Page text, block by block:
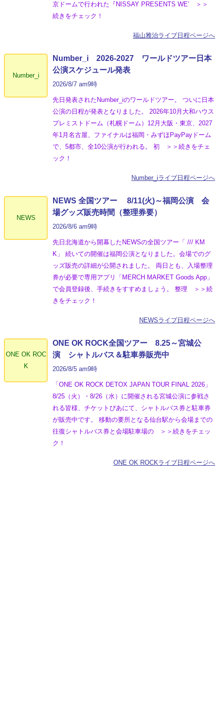
京ドームで行われた『NISSAY PRESENTS WE’ ＞＞
続きをチェック！
福山雅治ライブ日程ページへ
Number_i
Number_i 2026‐2027 ワールドツアー日本
公演スケジュール発表
2026/8/7 am9時
先日発表されたNumber_iのワールドツアー。 ついに日本
公演の日程が発表となりました。 2026年10月大和ハウス
プレミストドーム（札幌ドーム）12月大阪・東京、2027
年1月名古屋、ファイナルは福岡・みずほPayPayドーム
で、5都市、全10公演が行われる。 初 ＞＞続きをチェ
ック！
Number_iライブ日程ページへ
NEWS
NEWS 全国ツアー 8/11(火)～福岡公演 会
場グッズ販売時間（整理券要）
2026/8/6 am9時
先日北海道から開幕したNEWSの全国ツアー「 /// KM
K」 続いての開催は福岡公演となりました。会場でのグ
ッズ販売の詳細が公開されました。 両日とも、入場整理
券が必要で専用アプリ「MERCH MARKET Goods App」
で会員登録後、手続きをすすめましょう。 整理 ＞＞続
きをチェック！
NEWSライブ日程ページへ
ONE OK ROC
K
ONE OK ROCK全国ツアー 8.25～宮城公
演 シャトルバス＆駐車券販売中
2026/8/5 am9時
「ONE OK ROCK DETOX JAPAN TOUR FINAL 2026」
8/25（火）・8/26（水）に開催される宮城公演に参戦さ
れる皆様、チケットぴあにて、シャトルバス券と駐車券
が販売中です。 移動の要所となる仙台駅から会場までの
往復シャトルバス券と会場駐車場の ＞＞続きをチェッ
ク！
ONE OK ROCKライブ日程ページへ